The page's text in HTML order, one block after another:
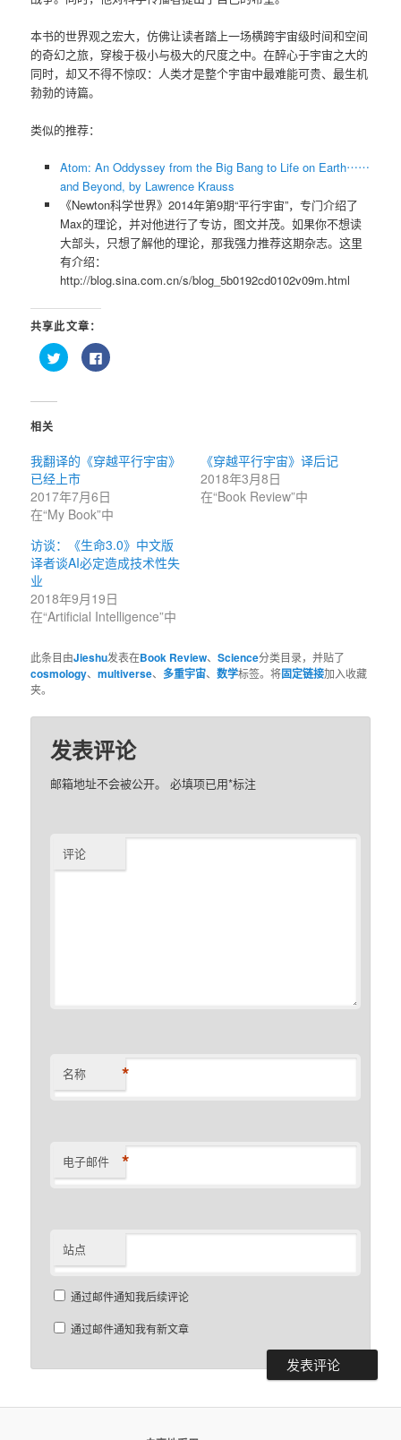
本书的世界观之宏大，仿佛让读者踏上一场横跨宇宙级时间和空间
的奇幻之旅，穿梭于极小与极大的尺度之中。在醉心于宇宙之大的
同时，却又不得不惊叹：人类才是整个宇宙中最难能可贵、最生机
勃勃的诗篇。
类似的推荐：
Atom: An Oddyssey from the Big Bang to Life on Earth⋯⋯
and Beyond, by Lawrence Krauss
《Newton科学世界》2014年第9期“平行宇宙”，专门介绍了
Max的理论，并对他进行了专访，图文并茂。如果你不想读
大部头，只想了解他的理论，那我强力推荐这期杂志。这里
有介绍：
http://blog.sina.com.cn/s/blog_5b0192cd0102v09m.html
共享此文章：
点
击
窗
口
中
打
开）
点
击
窗
打
开）
相关
我翻译的《穿越平行宇宙》
已经上市
2017年7月6日
在“My Book”中
《穿越平行宇宙》译后记
2018年3月8日
在“Book Review”中
访谈：《生命3.0》中文版
译者谈AI必定造成技术性失
业
2018年9月19日
在“Artificial Intelligence”中
此条目由Jieshu发表在Book Review、Science分类目录，并贴了
cosmology、multiverse、 多重宇宙、数学标签。将固定链接加入收藏
夹。
发表评论
邮箱地址不会被公开。 必填项已用*标注
评论
名称 *
电子邮件 *
站点
通过邮件通知我后续评论
通过邮件通知我有新文章